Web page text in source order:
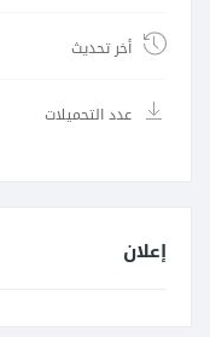
أخر تحديث
عدد التحميلات
إعلان